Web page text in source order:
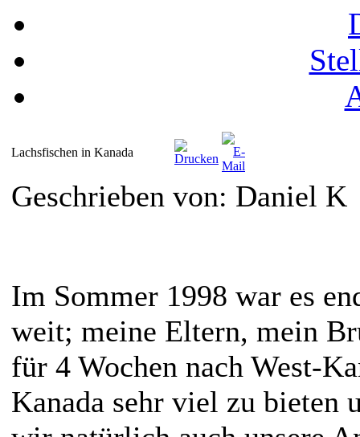
Lachsfischen in Kanada
Geschrieben von: Daniel K
Im Sommer 1998 war es
weit; meine Eltern, mein
für 4 Wochen nach West-
Kanada sehr viel zu bieten